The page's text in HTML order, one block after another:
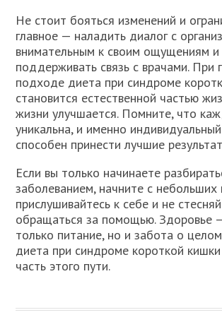
Не стоит бояться изменений и
главное — наладить диалог с
внимательным к своим ощущениям и
поддерживать связь с врачами. При
подходе диета при синдроме
становится естественной частью
жизни улучшается. Помните, что
уникальна, и именно
способен принести лучшие
Если вы только начинаете
заболеванием, начните с небольших
прислушивайтесь к себе и не
обращаться за помощью. Здоровье
только питание, но и забота о
диета при синдроме короткой
часть этого пути.